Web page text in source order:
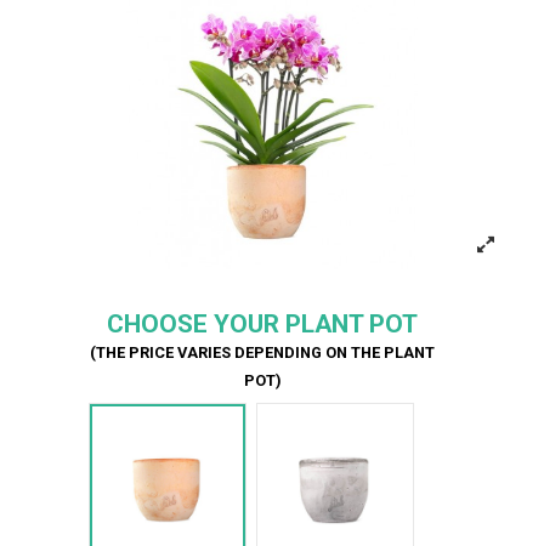
CHOOSE YOUR PLANT POT
(THE PRICE VARIES DEPENDING ON THE PLANT
POT)